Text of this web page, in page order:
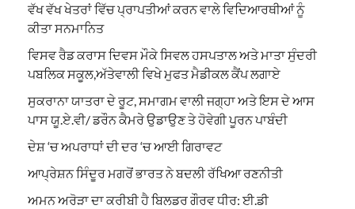
ਵੱਖ ਵੱਖ ਖੇਤਰਾਂ ਵਿੱਚ ਪ੍ਰਾਪਤੀਆਂ ਕਰਨ ਵਾਲੇ ਵਿਦਿਆਰਥੀਆਂ ਨੂੰ
ਕੀਤਾ ਸਨਮਾਨਿਤ
ਵਿਸਵ ਰੈਡ ਕਰਾਸ ਦਿਵਸ ਮੌਕੇ ਸਿਵਲ ਹਸਪਤਾਲ ਅਤੇ ਮਾਤਾ ਸੁੰਦਰੀ
ਪਬਲਿਕ ਸਕੂਲ,ਅੱਤੇਵਾਲੀ ਵਿਖੇ ਮੁਫਤ ਮੈਡੀਕਲ ਕੈਂਪ ਲਗਾਏ
ਸੁਕਰਾਨਾ ਯਾਤਰਾ ਦੇ ਰੂਟ, ਸਮਾਗਮ ਵਾਲੀ ਜਗ੍ਹਾ ਅਤੇ ਇਸ ਦੇ ਆਸ
ਪਾਸ ਯੂ.ਏ.ਵੀ/ ਡਰੌਨ ਕੈਮਰੇ ਉਡਾਉਣ ਤੇ ਹੋਵੇਗੀ ਪੂਰਨ ਪਾਬੰਦੀ
ਦੇਸ਼ ‘ਚ ਅਪਰਾਧਾਂ ਦੀ ਦਰ ‘ਚ ਆਈ ਗਿਰਾਵਟ
ਆਪ੍ਰੇਸ਼ਨ ਸਿੰਦੂਰ ਮਗਰੋਂ ਭਾਰਤ ਨੇ ਬਦਲੀ ਰੱਖਿਆ ਰਣਨੀਤੀ
ਅਮਨ ਅਰੋੜਾ ਦਾ ਕਰੀਬੀ ਹੈ ਬਿਲਡਰ ਗੌਰਵ ਧੀਰ: ਈ.ਡੀ